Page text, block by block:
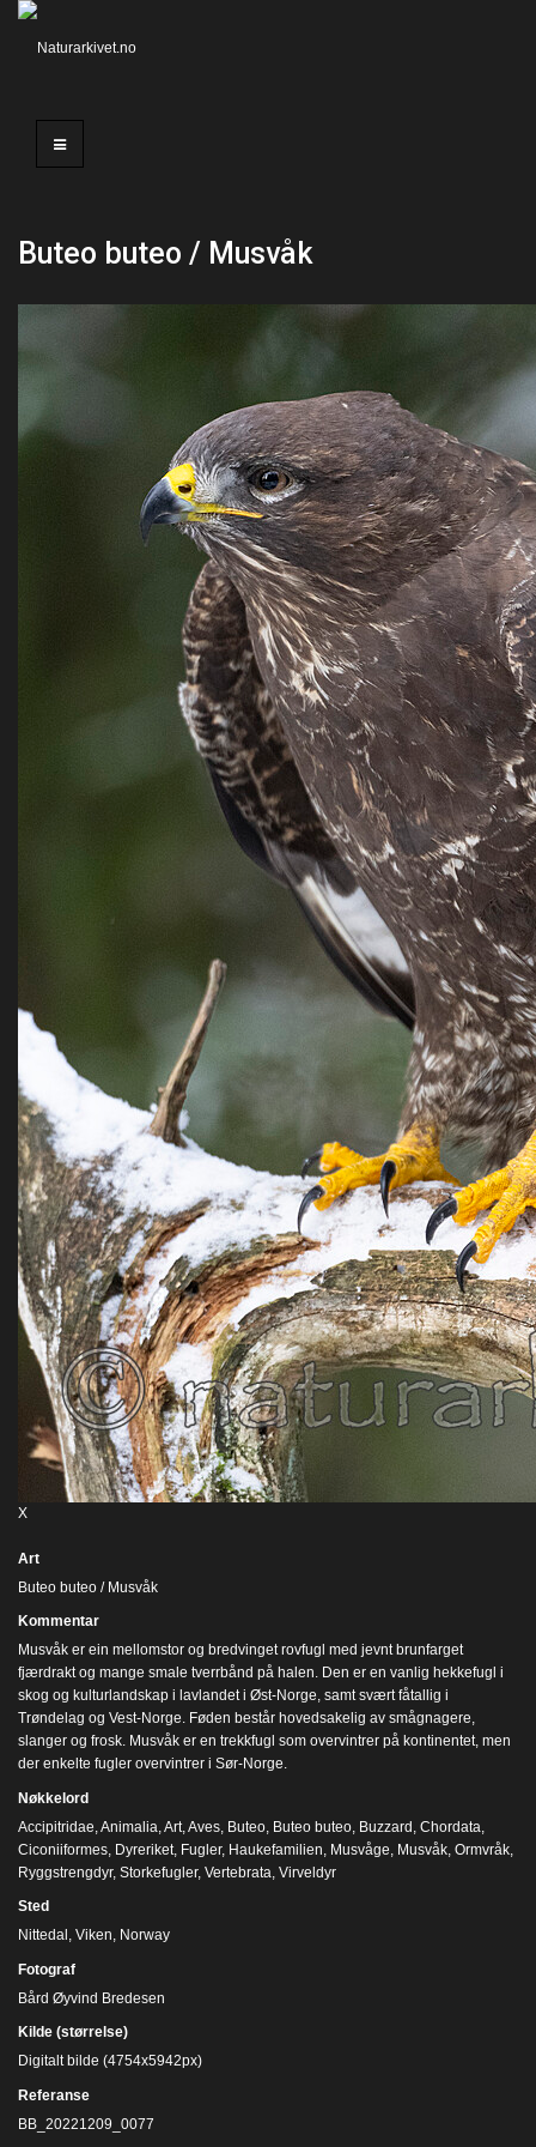
Buteo buteo / Musvåk
X
Art
Buteo buteo / Musvåk
Kommentar
Musvåk er ein mellomstor og bredvinget rovfugl med jevnt brunfarget
fjærdrakt og mange smale tverrbånd på halen. Den er en vanlig hekkefugl i
skog og kulturlandskap i lavlandet i Øst-Norge, samt svært fåtallig i
Trøndelag og Vest-Norge. Føden består hovedsakelig av smågnagere,
slanger og frosk. Musvåk er en trekkfugl som overvintrer på kontinentet, men
der enkelte fugler overvintrer i Sør-Norge.
Nøkkelord
Accipitridae Animalia Art Aves Buteo Buteo buteo Buzzard Chordata
Ciconiiformes Dyreriket Fugler, Haukefamilien Musvåge Musvåk Ormvråk
Ryggstrengdyr, Storkefugler, Vertebrata Virveldyr
Sted
Nittedal, Viken, Norway
Fotograf
Bård Øyvind Bredesen
Kilde (størrelse)
Digitalt bilde (4754x5942px)
Referanse
BB_20221209_0077